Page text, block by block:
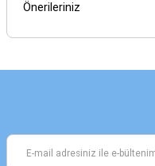
Önerileriniz